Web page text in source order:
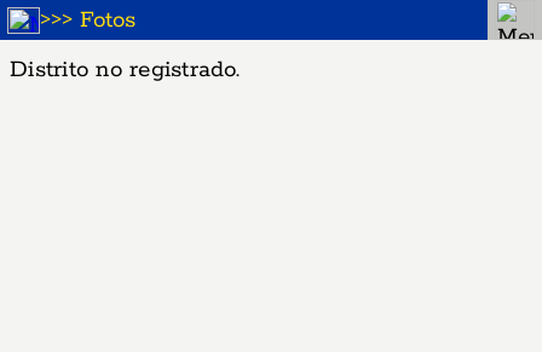
>>> Fotos
Distrito no registrado.